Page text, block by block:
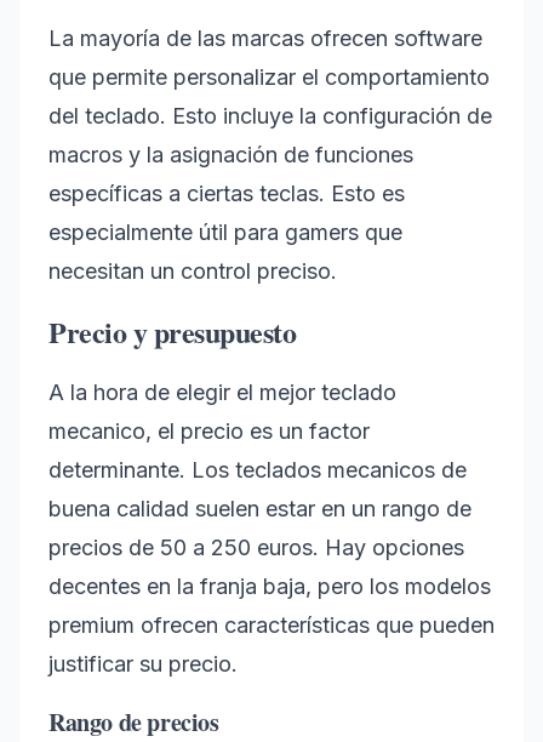
La mayoría de las marcas ofrecen software
que permite personalizar el comportamiento
del teclado. Esto incluye la configuración de
macros y la asignación de funciones
específicas a ciertas teclas. Esto es
especialmente útil para gamers que
necesitan un control preciso.
Precio y presupuesto
A la hora de elegir el mejor teclado
mecanico, el precio es un factor
determinante. Los teclados mecanicos de
buena calidad suelen estar en un rango de
precios de 50 a 250 euros. Hay opciones
decentes en la franja baja, pero los modelos
premium ofrecen características que pueden
justificar su precio.
Rango de precios